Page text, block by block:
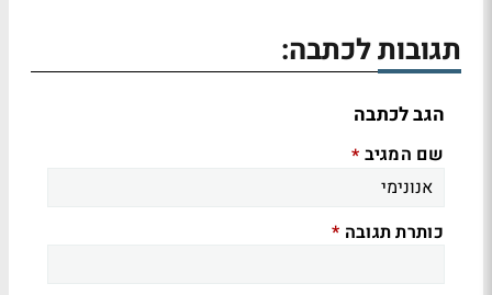
תגובות לכתבה:
הגב לכתבה
שם המגיב *
כותרת תגובה *